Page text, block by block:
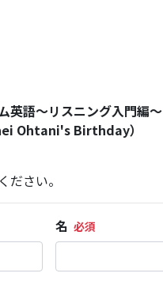
英語～リスニング入門編～
Ohtani's Birthday）
さい。
名